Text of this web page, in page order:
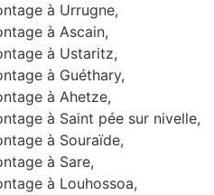
à Urrugne,
à Ascain,
à Ustaritz,
à Guéthary,
à Ahetze,
à Saint pée sur nivelle,
à Souraïde,
à Sare,
à Louhossoa,